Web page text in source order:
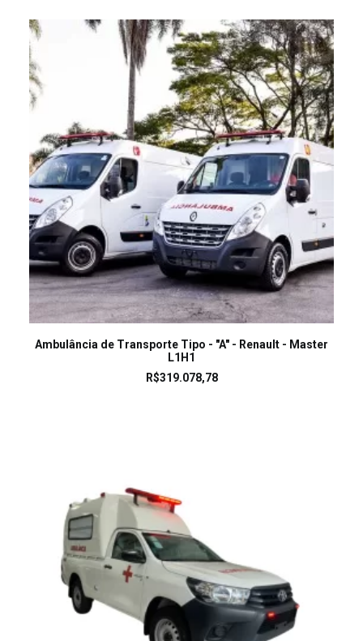
LEIA MAIS
Ambulância de Transporte Tipo - "A" - Renault - Master
L1H1
R$319.078,78